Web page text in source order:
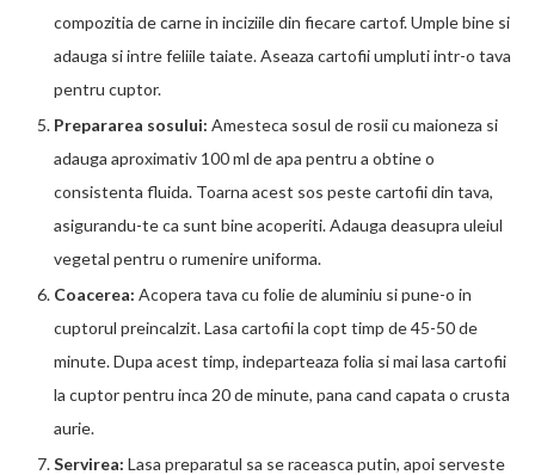
compozitia de carne in inciziile din fiecare cartof. Umple bine si
adauga si intre feliile taiate. Aseaza cartofii umpluti intr-o tava
pentru cuptor.
Prepararea sosului: Amesteca sosul de rosii cu maioneza si
adauga aproximativ 100 ml de apa pentru a obtine o
consistenta fluida. Toarna acest sos peste cartofii din tava,
asigurandu-te ca sunt bine acoperiti. Adauga deasupra uleiul
vegetal pentru o rumenire uniforma.
Coacerea: Acopera tava cu folie de aluminiu si pune-o in
cuptorul preincalzit. Lasa cartofii la copt timp de 45-50 de
minute. Dupa acest timp, indeparteaza folia si mai lasa cartofii
la cuptor pentru inca 20 de minute, pana cand capata o crusta
aurie.
Servirea: Lasa preparatul sa se raceasca putin, apoi serveste